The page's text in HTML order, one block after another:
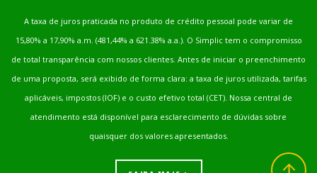
A taxa de juros praticada no produto de crédito pessoal pode variar de
15,80% a 17,90% a.m. (481,44% a 621.38% a.a.). O Simplic tem o compromisso
de total transparência com nossos clientes. Antes de iniciar o preenchimento
de uma proposta, será exibido de forma clara: a taxa de juros utilizada, tarifas
aplicáveis, impostos (IOF) e o custo efetivo total (CET). Nossa central de
atendimento está disponível para esclarecimento de dúvidas sobre
quaisquer dos valores apresentados.
Voltar